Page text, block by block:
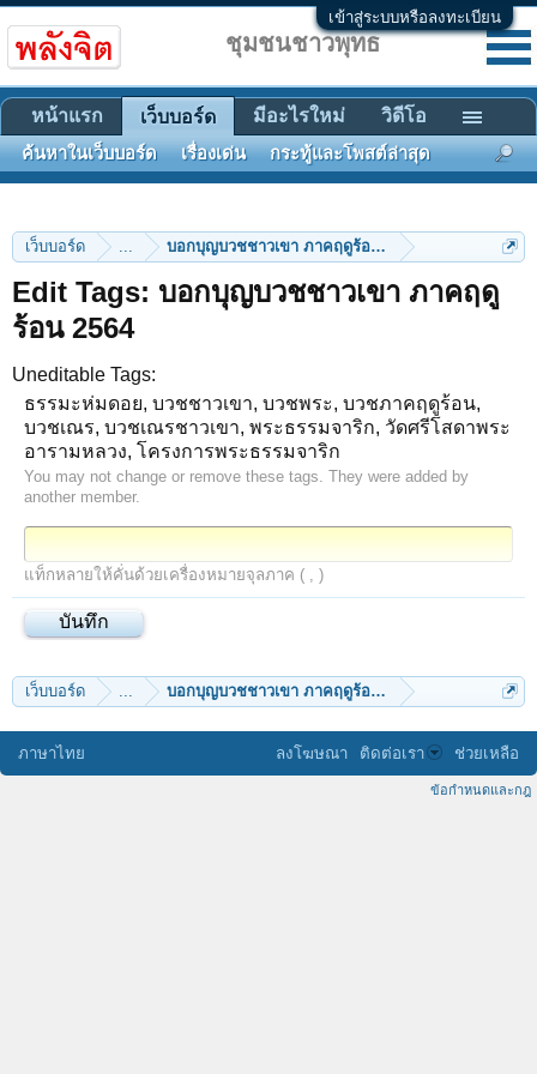
เข้าสู่ระบบหรือลงทะเบียน
เว็บบอร์ด ... บอกบุญบวชชาวเขา ภาคฤดูร้อน 2564
Edit Tags: บอกบุญบวชชาวเขา ภาคฤดู
ร้อน 2564
Uneditable Tags:
ธรรมะห่มดอย, บวชชาวเขา, บวชพระ, บวชภาคฤดูร้อน,
บวชเณร, บวชเณรชาวเขา, พระธรรมจาริก, วัดศรีโสดาพระ
อารามหลวง, โครงการพระธรรมจาริก
You may not change or remove these tags. They were added by
another member.
แท็กหลายให้คั่นด้วยเครื่องหมายจุลภาค ( , )
เว็บบอร์ด ... บอกบุญบวชชาวเขา ภาคฤดูร้อน 2564
ชุมชนชาวพุทธ
หน้าแรก เว็บบอร์ด
ค้นหาในเว็บบอร์ด เรื่องเด่น กระทู้และโพสต์ล่าสุด
มีอะไรใหม่ วิดีโอ
ภาษาไทย ลงโฆษณา ติดต่อเรา ช่วยเหลือ
ข้อกำหนดและกฎ